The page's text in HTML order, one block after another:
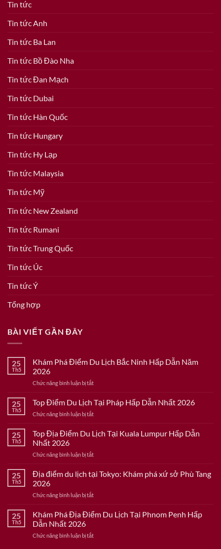
Tin tức
Tin tức Anh
Tin tức Ba Lan
Tin tức Bồ Đào Nha
Tin tức Đan Mạch
Tin tức Dubai
Tin tức Hàn Quốc
Tin tức Hungary
Tin tức Hy Lạp
Tin tức Malaysia
Tin tức Mỹ
Tin tức New Zealand
Tin tức Rumani
Tin tức Trung Quốc
Tin tức Úc
Tin tức Ý
Tổng hợp
BÀI VIẾT GẦN ĐÂY
25
Th5
Khám Phá Điểm Du Lịch Bắc Ninh Hấp Dẫn Năm
2026
Chức năng bình luận bị tắtở
Phá
Điểm
Du
Bắc
Dẫn
2026
25
Th5
Top Điểm Du Lịch Tại Pháp Hấp Dẫn Nhất 2026
Chức năng bình luận bị tắtở
Điểm
Du
Tại
Hấp
2026
25
Th5
Top Địa Điểm Du Lịch Tại Kuala Lumpur Hấp Dẫn
Nhất 2026
Chức năng bình luận bị tắtở
Địa
Điểm
Lịch
Kuala
Dẫn
25
Th5
Địa điểm du lịch tại Tokyo: Khám phá xứ sở Phù Tang
2026
Chức năng bình luận bị tắtở
điểm
tại
25
Th5
Khám Phá Địa Điểm Du Lịch Tại Phnom Penh Hấp
Dẫn Nhất 2026
Chức năng bình luận bị tắtở